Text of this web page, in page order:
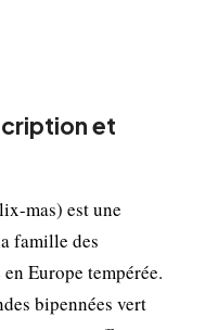
et
mas) est une
famille des
Europe tempérée.
bipennées vert